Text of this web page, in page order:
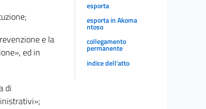
e la
ed in
di
esporta
esporta in Akoma
ntoso
collegamento
permanente
indice dell'atto